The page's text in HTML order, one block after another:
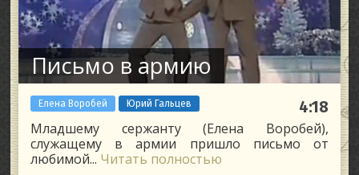
Письмо в армию
Елена Воробей Юрий Гальцев 4:18
Младшему сержанту (Елена Воробей),
служащему в армии пришло письмо от
любимой... Читать полностью